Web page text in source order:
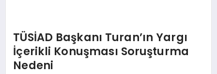
TÜSİAD Başkanı Turan’ın Yargı
İçerikli Konuşması Soruşturma
Nedeni